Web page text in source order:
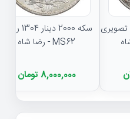
سکه 5000 دینار 1335 تصویری
سکه 2000 دینار 1304 رایج -
MS62 - رضا شاه
8,000,000 تومان